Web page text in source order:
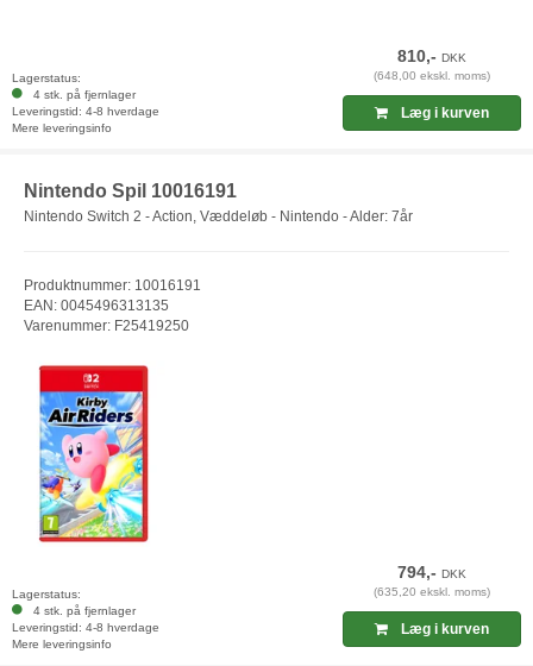
Lagerstatus:
4 stk. på fjernlager
Leveringstid: 4-8 hverdage
Mere leveringsinfo
810,-DKK
(648,00 ekskl. moms)
Læg i kurven
Nintendo Spil 10016191
Nintendo Switch 2 - Action, Væddeløb - Nintendo - Alder: 7år
Produktnummer: 10016191
EAN: 0045496313135
Varenummer: F25419250
Lagerstatus:
4 stk. på fjernlager
Leveringstid: 4-8 hverdage
Mere leveringsinfo
794,-DKK
(635,20 ekskl. moms)
Læg i kurven